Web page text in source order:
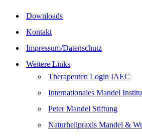
Downloads
Kontakt
Impressum/Datenschutz
Weitere Links
Therapeuten Login IAEC
Internationales Mandel
Peter Mandel Stiftung
Naturheilpraxis Mandel &